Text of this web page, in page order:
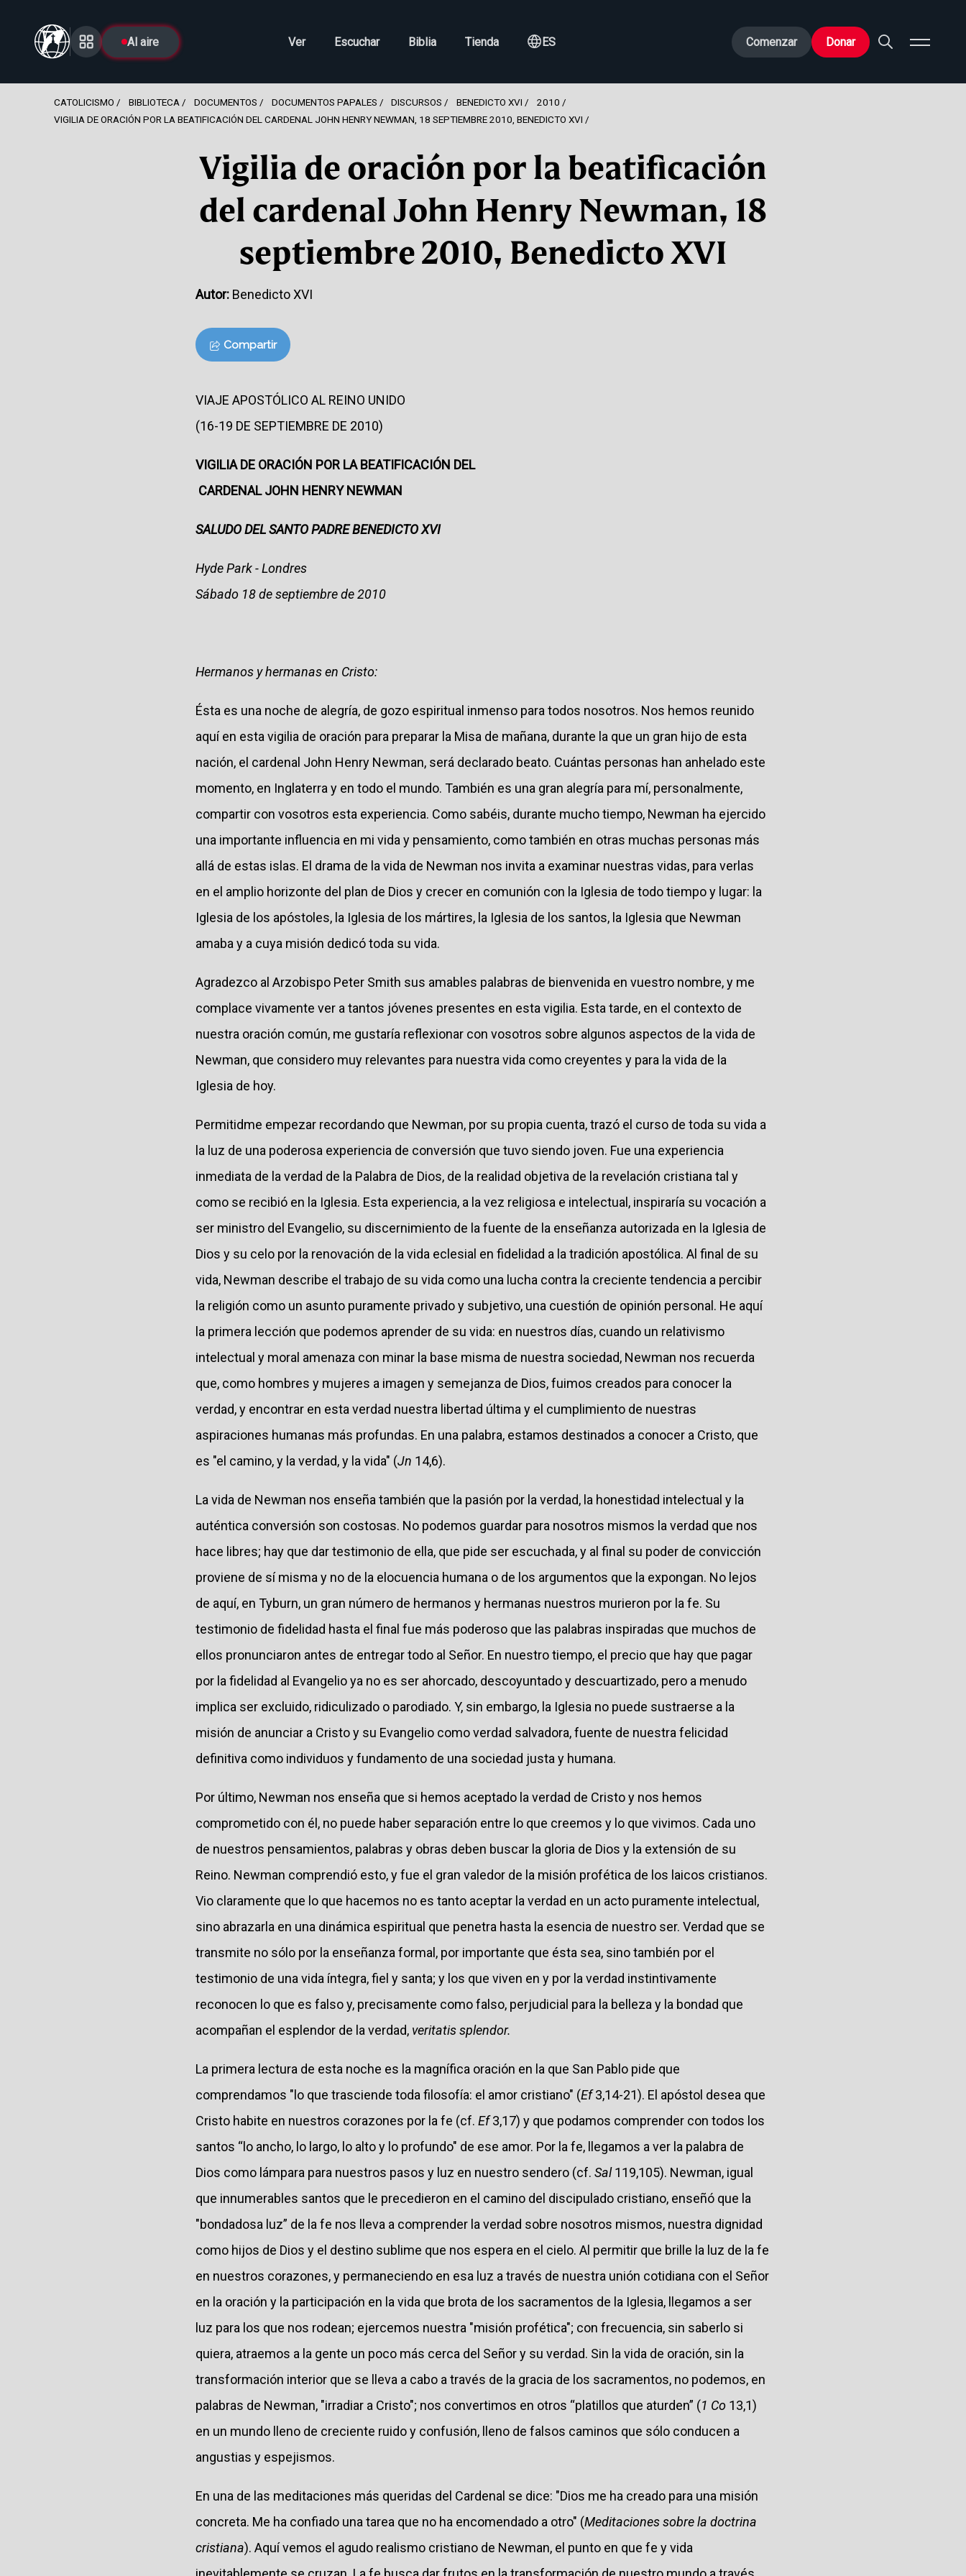
Al aire Ver Escuchar Biblia Tienda ES Comenzar Donar
CATOLICISMO BIBLIOTECA DOCUMENTOS DOCUMENTOS PAPALES DISCURSOS BENEDICTO XVI
2010
VIGILIA DE ORACIÓN POR LA BEATIFICACIÓN DEL CARDENAL JOHN HENRY NEWMAN, 18 SEPTIEMBRE 2010, BENEDICTO XVI
Vigilia de oración por la beatificación
del cardenal John Henry Newman, 18
septiembre 2010, Benedicto XVI
Autor: Benedicto XVI
Compartir
VIAJE APOSTÓLICO AL REINO UNIDO
(16-19 DE SEPTIEMBRE DE 2010)
VIGILIA DE ORACIÓN POR LA BEATIFICACIÓN DEL
CARDENAL JOHN HENRY NEWMAN
SALUDO DEL SANTO PADRE BENEDICTO XVI
Hyde Park - Londres
Sábado 18 de septiembre de 2010
Hermanos y hermanas en Cristo:
Ésta es una noche de alegría, de gozo espiritual inmenso para todos nosotros. Nos hemos reunido
aquí en esta vigilia de oración para preparar la Misa de mañana, durante la que un gran hijo de esta
nación, el cardenal John Henry Newman, será declarado beato. Cuántas personas han anhelado este
momento, en Inglaterra y en todo el mundo. También es una gran alegría para mí, personalmente,
compartir con vosotros esta experiencia. Como sabéis, durante mucho tiempo, Newman ha ejercido
una importante influencia en mi vida y pensamiento, como también en otras muchas personas más
allá de estas islas. El drama de la vida de Newman nos invita a examinar nuestras vidas, para verlas
en el amplio horizonte del plan de Dios y crecer en comunión con la Iglesia de todo tiempo y lugar: la
Iglesia de los apóstoles, la Iglesia de los mártires, la Iglesia de los santos, la Iglesia que Newman
amaba y a cuya misión dedicó toda su vida.
Agradezco al Arzobispo Peter Smith sus amables palabras de bienvenida en vuestro nombre, y me
complace vivamente ver a tantos jóvenes presentes en esta vigilia. Esta tarde, en el contexto de
nuestra oración común, me gustaría reflexionar con vosotros sobre algunos aspectos de la vida de
Newman, que considero muy relevantes para nuestra vida como creyentes y para la vida de la
Iglesia de hoy.
Permitidme empezar recordando que Newman, por su propia cuenta, trazó el curso de toda su vida a
la luz de una poderosa experiencia de conversión que tuvo siendo joven. Fue una experiencia
inmediata de la verdad de la Palabra de Dios, de la realidad objetiva de la revelación cristiana tal y
como se recibió en la Iglesia. Esta experiencia, a la vez religiosa e intelectual, inspiraría su vocación a
ser ministro del Evangelio, su discernimiento de la fuente de la enseñanza autorizada en la Iglesia de
Dios y su celo por la renovación de la vida eclesial en fidelidad a la tradición apostólica. Al final de su
vida, Newman describe el trabajo de su vida como una lucha contra la creciente tendencia a percibir
la religión como un asunto puramente privado y subjetivo, una cuestión de opinión personal. He aquí
la primera lección que podemos aprender de su vida: en nuestros días, cuando un relativismo
intelectual y moral amenaza con minar la base misma de nuestra sociedad, Newman nos recuerda
que, como hombres y mujeres a imagen y semejanza de Dios, fuimos creados para conocer la
verdad, y encontrar en esta verdad nuestra libertad última y el cumplimiento de nuestras
aspiraciones humanas más profundas. En una palabra, estamos destinados a conocer a Cristo, que
es "el camino, y la verdad, y la vida" (Jn 14,6).
La vida de Newman nos enseña también que la pasión por la verdad, la honestidad intelectual y la
auténtica conversión son costosas. No podemos guardar para nosotros mismos la verdad que nos
hace libres; hay que dar testimonio de ella, que pide ser escuchada, y al final su poder de convicción
proviene de sí misma y no de la elocuencia humana o de los argumentos que la expongan. No lejos
de aquí, en Tyburn, un gran número de hermanos y hermanas nuestros murieron por la fe. Su
testimonio de fidelidad hasta el final fue más poderoso que las palabras inspiradas que muchos de
ellos pronunciaron antes de entregar todo al Señor. En nuestro tiempo, el precio que hay que pagar
por la fidelidad al Evangelio ya no es ser ahorcado, descoyuntado y descuartizado, pero a menudo
implica ser excluido, ridiculizado o parodiado. Y, sin embargo, la Iglesia no puede sustraerse a la
misión de anunciar a Cristo y su Evangelio como verdad salvadora, fuente de nuestra felicidad
definitiva como individuos y fundamento de una sociedad justa y humana.
Por último, Newman nos enseña que si hemos aceptado la verdad de Cristo y nos hemos
comprometido con él, no puede haber separación entre lo que creemos y lo que vivimos. Cada uno
de nuestros pensamientos, palabras y obras deben buscar la gloria de Dios y la extensión de su
Reino. Newman comprendió esto, y fue el gran valedor de la misión profética de los laicos cristianos.
Vio claramente que lo que hacemos no es tanto aceptar la verdad en un acto puramente intelectual,
sino abrazarla en una dinámica espiritual que penetra hasta la esencia de nuestro ser. Verdad que se
transmite no sólo por la enseñanza formal, por importante que ésta sea, sino también por el
testimonio de una vida íntegra, fiel y santa; y los que viven en y por la verdad instintivamente
reconocen lo que es falso y, precisamente como falso, perjudicial para la belleza y la bondad que
acompañan el esplendor de la verdad, veritatis splendor.
La primera lectura de esta noche es la magnífica oración en la que San Pablo pide que
comprendamos "lo que trasciende toda filosofía: el amor cristiano" (Ef3,14-21). El apóstol desea que
Cristo habite en nuestros corazones por la fe (cf. Ef3,17) y que podamos comprender con todos los
santos “lo ancho, lo largo, lo alto y lo profundo" de ese amor. Por la fe, llegamos a ver la palabra de
Dios como lámpara para nuestros pasos y luz en nuestro sendero (cf. Sal119,105). Newman, igual
que innumerables santos que le precedieron en el camino del discipulado cristiano, enseñó que la
"bondadosa luz” de la fe nos lleva a comprender la verdad sobre nosotros mismos, nuestra dignidad
como hijos de Dios y el destino sublime que nos espera en el cielo. Al permitir que brille la luz de la fe
en nuestros corazones, y permaneciendo en esa luz a través de nuestra unión cotidiana con el Señor
en la oración y la participación en la vida que brota de los sacramentos de la Iglesia, llegamos a ser
luz para los que nos rodean; ejercemos nuestra "misión profética"; con frecuencia, sin saberlo si
quiera, atraemos a la gente un poco más cerca del Señor y su verdad. Sin la vida de oración, sin la
transformación interior que se lleva a cabo a través de la gracia de los sacramentos, no podemos, en
palabras de Newman, "irradiar a Cristo"; nos convertimos en otros “platillos que aturden” (1 Co 13,1)
en un mundo lleno de creciente ruido y confusión, lleno de falsos caminos que sólo conducen a
angustias y espejismos.
En una de las meditaciones más queridas del Cardenal se dice: "Dios me ha creado para una misión
concreta. Me ha confiado una tarea que no ha encomendado a otro" (Meditaciones sobre la doctrina
cristiana). Aquí vemos el agudo realismo cristiano de Newman, el punto en que fe y vida